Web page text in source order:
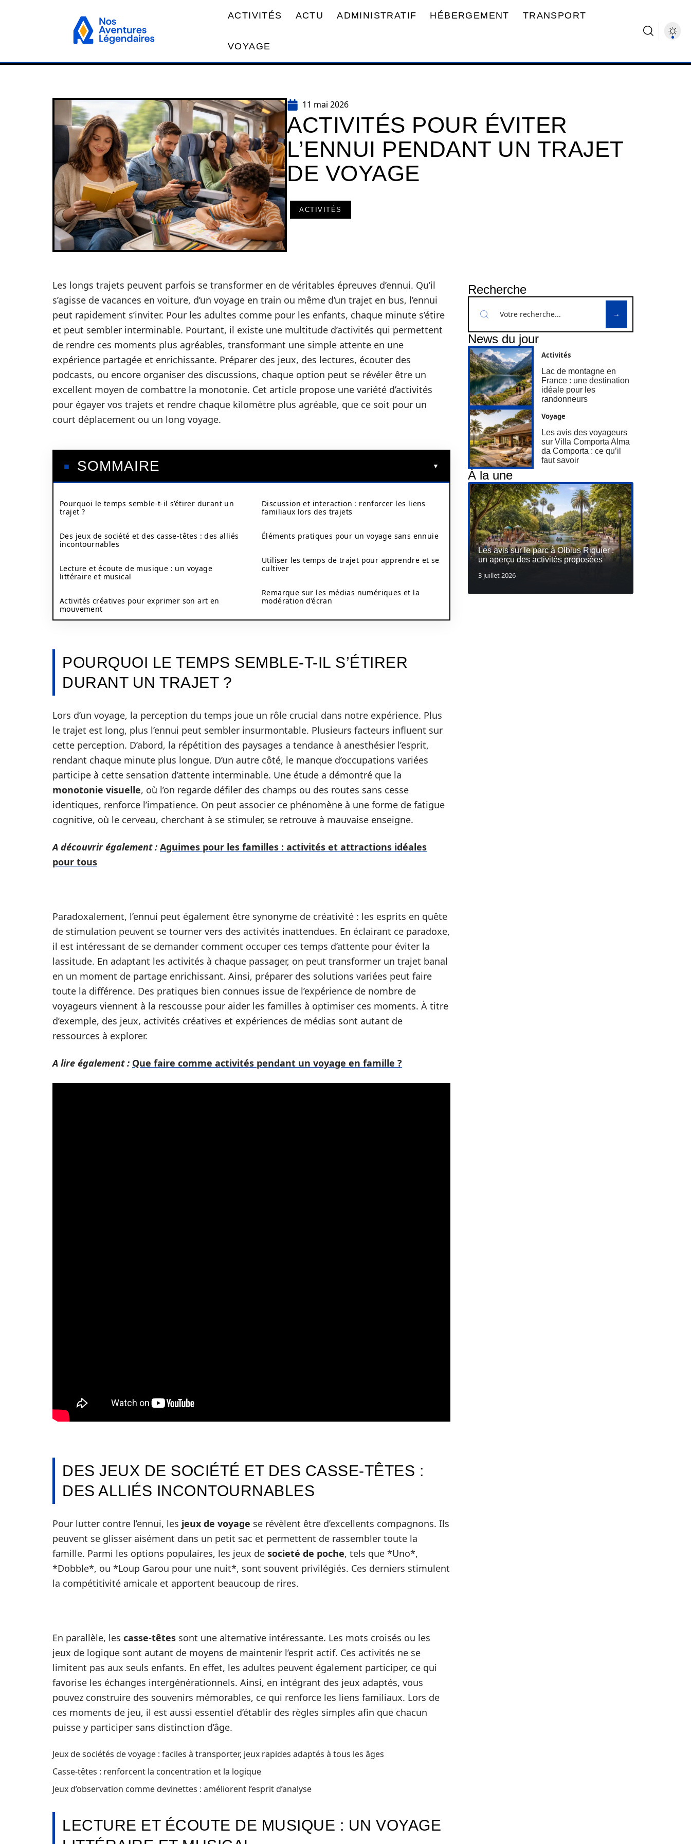
ACTIVITÉS ACTU ADMINISTRATIF HÉBERGEMENT TRANSPORT
VOYAGE
11 mai 2026
ACTIVITÉS POUR ÉVITER
L’ENNUI PENDANT UN TRAJET
DE VOYAGE
ACTIVITÉS
Les longs trajets peuvent parfois se transformer en de véritables épreuves d’ennui. Qu’il
s’agisse de vacances en voiture, d’un voyage en train ou même d’un trajet en bus, l’ennui
peut rapidement s’inviter. Pour les adultes comme pour les enfants, chaque minute s’étire
et peut sembler interminable. Pourtant, il existe une multitude d’activités qui permettent
de rendre ces moments plus agréables, transformant une simple attente en une
expérience partagée et enrichissante. Préparer des jeux, des lectures, écouter des
podcasts, ou encore organiser des discussions, chaque option peut se révéler être un
excellent moyen de combattre la monotonie. Cet article propose une variété d’activités
pour égayer vos trajets et rendre chaque kilomètre plus agréable, que ce soit pour un
court déplacement ou un long voyage.
SOMMAIRE
Pourquoi le temps semble-t-il s’étirer durant un
trajet ?
Des jeux de société et des casse-têtes : des alliés
incontournables
Lecture et écoute de musique : un voyage
littéraire et musical
Activités créatives pour exprimer son art en
mouvement
Discussion et interaction : renforcer les liens
familiaux lors des trajets
Éléments pratiques pour un voyage sans ennuie
Utiliser les temps de trajet pour apprendre et se
cultiver
Remarque sur les médias numériques et la
modération d’écran
POURQUOI LE TEMPS SEMBLE-T-IL S’ÉTIRER
DURANT UN TRAJET ?
Lors d’un voyage, la perception du temps joue un rôle crucial dans notre expérience. Plus
le trajet est long, plus l’ennui peut sembler insurmontable. Plusieurs facteurs influent sur
cette perception. D’abord, la répétition des paysages a tendance à anesthésier l’esprit,
rendant chaque minute plus longue. D’un autre côté, le manque d’occupations variées
participe à cette sensation d’attente interminable. Une étude a démontré que la
monotonie visuelle, où l’on regarde défiler des champs ou des routes sans cesse
identiques, renforce l’impatience. On peut associer ce phénomène à une forme de fatigue
cognitive, où le cerveau, cherchant à se stimuler, se retrouve à mauvaise enseigne.
A découvrir également : Aguimes pour les familles : activités et attractions idéales
pour tous
Paradoxalement, l’ennui peut également être synonyme de créativité : les esprits en quête
de stimulation peuvent se tourner vers des activités inattendues. En éclairant ce paradoxe,
il est intéressant de se demander comment occuper ces temps d’attente pour éviter la
lassitude. En adaptant les activités à chaque passager, on peut transformer un trajet banal
en un moment de partage enrichissant. Ainsi, préparer des solutions variées peut faire
toute la différence. Des pratiques bien connues issue de l’expérience de nombre de
voyageurs viennent à la rescousse pour aider les familles à optimiser ces moments. À titre
d’exemple, des jeux, activités créatives et expériences de médias sont autant de
ressources à explorer.
A lire également : Que faire comme activités pendant un voyage en famille ?
DES JEUX DE SOCIÉTÉ ET DES CASSE-TÊTES :
DES ALLIÉS INCONTOURNABLES
Pour lutter contre l’ennui, les jeux de voyage se révèlent être d’excellents compagnons. Ils
peuvent se glisser aisément dans un petit sac et permettent de rassembler toute la
famille. Parmi les options populaires, les jeux de societé de poche, tels que *Uno*,
*Dobble*, ou *Loup Garou pour une nuit*, sont souvent privilégiés. Ces derniers stimulent
la compétitivité amicale et apportent beaucoup de rires.
En parallèle, les casse-têtes sont une alternative intéressante. Les mots croisés ou les
jeux de logique sont autant de moyens de maintenir l’esprit actif. Ces activités ne se
limitent pas aux seuls enfants. En effet, les adultes peuvent également participer, ce qui
favorise les échanges intergénérationnels. Ainsi, en intégrant des jeux adaptés, vous
pouvez construire des souvenirs mémorables, ce qui renforce les liens familiaux. Lors de
ces moments de jeu, il est aussi essentiel d’établir des règles simples afin que chacun
puisse y participer sans distinction d’âge.
Jeux de sociétés de voyage : faciles à transporter, jeux rapides adaptés à tous les âges
Casse-têtes : renforcent la concentration et la logique
Jeux d’observation comme devinettes : améliorent l’esprit d’analyse
LECTURE ET ÉCOUTE DE MUSIQUE : UN VOYAGE
Recherche
News du jour
Activités
Lac de montagne en
France : une destination
idéale pour les
randonneurs
Voyage
Les avis des voyageurs
sur Villa Comporta Alma
da Comporta : ce qu’il
faut savoir
À la une
Les avis sur le parc à Olbius Riquier :
un aperçu des activités proposées
3 juillet 2026